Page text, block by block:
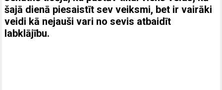
šajā dienā piesaistīt sev veiksmi, bet ir vairāki
veidi kā nejauši vari no sevis atbaidīt
labklājību.